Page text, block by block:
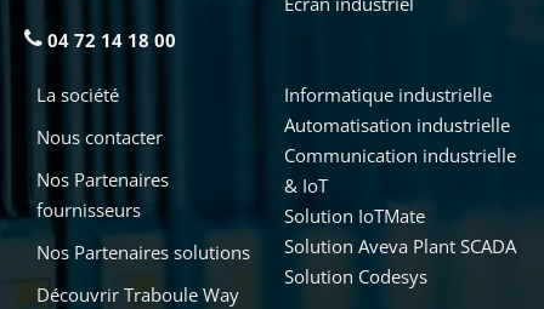
04 72 14 18 00
Informatique industrielle
Automatisation industrielle
Communication industrielle
& IoT
Solution IoTMate
Solution Aveva Plant SCADA
Solution Codesys
La société
Nous contacter
Nos Partenaires
fournisseurs
Nos Partenaires solutions
Découvrir Traboule Way